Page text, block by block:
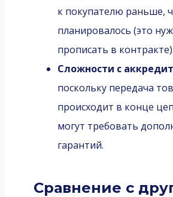
к покупателю раньше,
планировалось (это
прописать в контракте).
Сложности с
поскольку передача
происходит в конце
могут требовать
гарантий.
Сравнение с